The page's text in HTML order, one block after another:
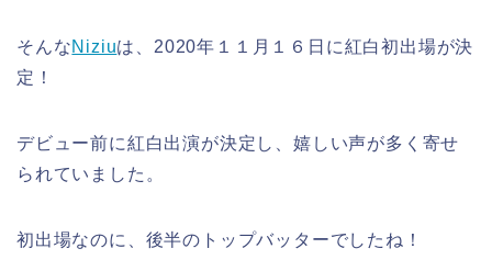
そんなNiziuは、2020年１１月１６日に紅白初出場が決
定！
デビュー前に紅白出演が決定し、嬉しい声が多く寄せ
られていました。
初出場なのに、後半のトップバッターでしたね！